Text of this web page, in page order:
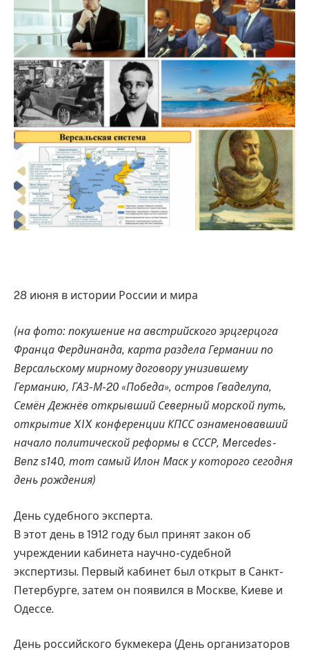
28 июня в истории России и мира
(на фото: покушение на австрийского эрцгерцога
Франца Фердинанда, карта раздела Германии по
Версальскому мирному договору унизившему
Германию, ГАЗ-М-20 «Победа», остров Гваделупа,
Семён Дежнёв открывший Северный морской путь,
открытие XIX конференции КПСС ознаменовавший
начало политической реформы в СССР, Mercedes-
Benz s140, тот самый Илон Маск у которого сегодня
день рождения)
День судебного эксперта.
В этот день в 1912 году был принят закон об
учреждении кабинета научно-судебной
экспертизы. Первый кабинет был открыт в Санкт-
Петербурге, затем он появился в Москве, Киеве и
Одессе.
День российского букмекера (День организаторов